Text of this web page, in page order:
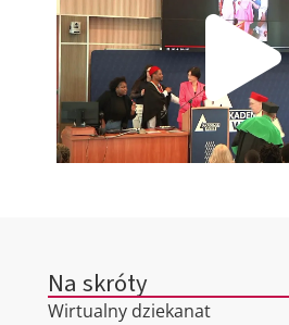
Na skróty
Wirtualny dziekanat